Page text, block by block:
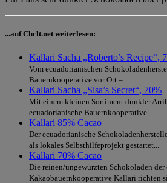
...auf Chclt.net weiterlesen:
Kallari Sacha „Roberto’s Recipe“,
Vom ecuadorianischen
Bauernkooperative vor Ort –...
Kallari Sacha „Sisa’s Secret“, 70%
Mit einem kleinen Sortiment dunkler
ecuadorianische Bauernkooperative...
Kallari 85% Cacao
Der ecuadorianische
als lokales Selbsthilfeprojekt gestartet...
Kallari 70% Cacao
Die reinen/ungewürzten Schokoladen der
Kakaobauernkooperative Kallari richten